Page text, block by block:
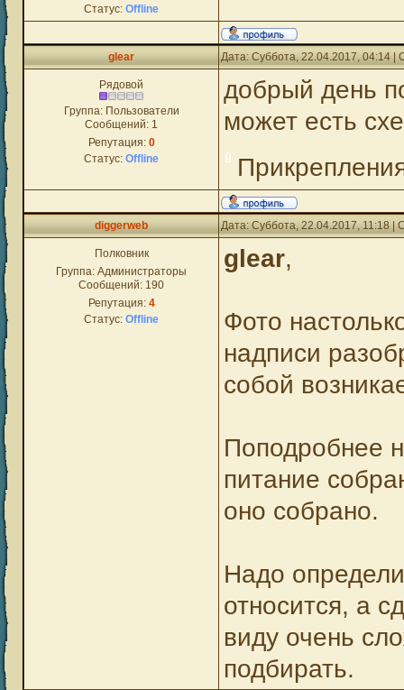
Статус: Offline
glear Дата: Суббота, 22.04.2017, 04:14
Рядовой
Группа: Пользователи
Сообщений: 1
Репутация: 0
Статус: Offline
добрый день
может есть
diggerweb Дата: Суббота, 22.04.2017, 11:18
Полковник
Группа: Администраторы
Сообщений: 190
Репутация: 4
Статус: Offline
glear,
Фото
надписи
собой
Поподробнее
питание
оно собрано.
Надо
относится, а
виду очень
подбирать.